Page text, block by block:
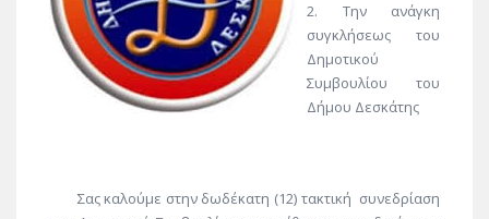
Την ανάγκη
συγκλήσεως του
Δημοτικού
Συμβουλίου του
Δήμου Δεσκάτης
Σας καλούμε στην δωδέκατη (12) τακτική συνεδρίαση